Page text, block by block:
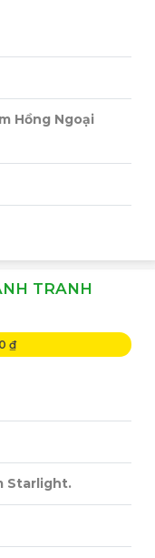
Hồng Ngoại
TRANH
₫
Starlight.